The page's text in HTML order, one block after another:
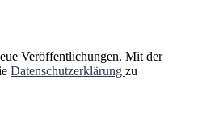
Veröffentlichungen. Mit der
Datenschutzerklärung zu